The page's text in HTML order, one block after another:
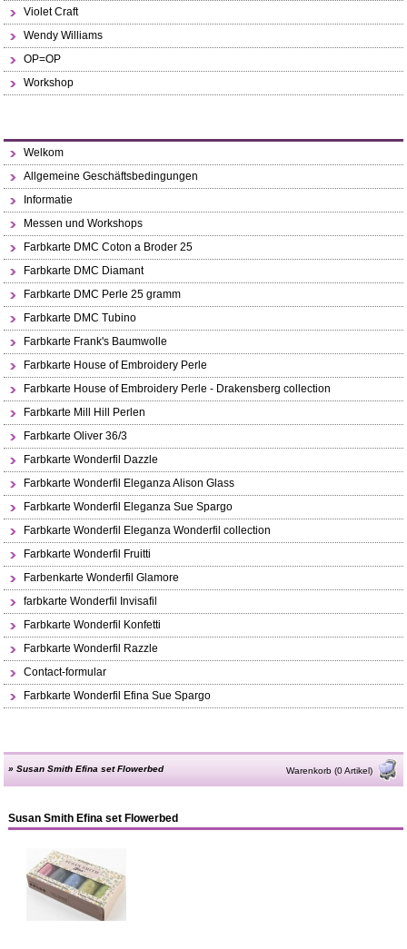
Violet Craft
Wendy Williams
OP=OP
Workshop
Welkom
Allgemeine Geschäftsbedingungen
Informatie
Messen und Workshops
Farbkarte DMC Coton a Broder 25
Farbkarte DMC Diamant
Farbkarte DMC Perle 25 gramm
Farbkarte DMC Tubino
Farbkarte Frank's Baumwolle
Farbkarte House of Embroidery Perle
Farbkarte House of Embroidery Perle - Drakensberg collection
Farbkarte Mill Hill Perlen
Farbkarte Oliver 36/3
Farbkarte Wonderfil Dazzle
Farbkarte Wonderfil Eleganza Alison Glass
Farbkarte Wonderfil Eleganza Sue Spargo
Farbkarte Wonderfil Eleganza Wonderfil collection
Farbkarte Wonderfil Fruitti
Farbenkarte Wonderfil Glamore
farbkarte Wonderfil Invisafil
Farbkarte Wonderfil Konfetti
Farbkarte Wonderfil Razzle
Contact-formular
Farbkarte Wonderfil Efina Sue Spargo
»Susan Smith Efina set Flowerbed Warenkorb (0 Artikel)
Susan Smith Efina set Flowerbed